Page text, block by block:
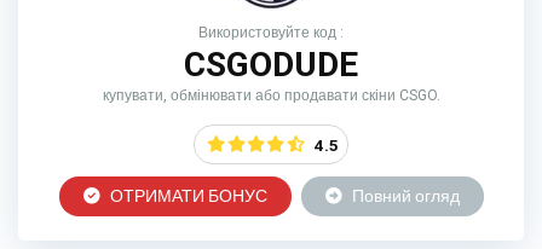
Використовуйте код :
CSGODUDE
купувати, обмінювати або продавати скіни CSGO.
4.5
ОТРИМАТИ БОНУС Повний огляд